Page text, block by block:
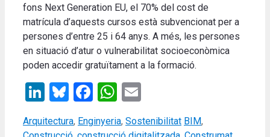
fons Next Generation EU, el 70% del cost de
matrícula d’aquests cursos està subvencionat per a
persones d’entre 25 i 64 anys. A més, les persones
en situació d’atur o vulnerabilitat socioeconòmica
poden accedir gratuïtament a la formació.
LinkedIn
Bluesky
Facebook
WhatsApp
Categories
Arquitectura, Enginyeria, Sostenibilitat Tags
BIM,